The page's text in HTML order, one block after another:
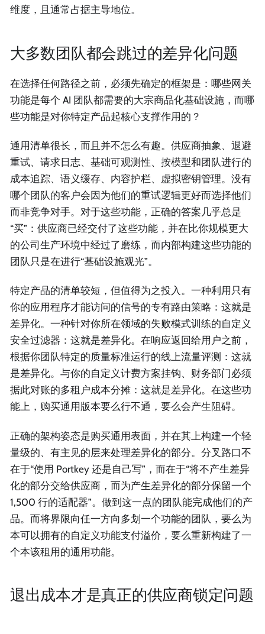
维度，且通常占据主导地位。
大多数团队都会跳过的差异化问题
在选择任何路径之前，必须先确定的框架是：哪些网关
功能是每个 AI 团队都需要的大宗商品化基础设施，而哪
些功能是对你特定产品起核心支撑作用的？
通用清单很长，而且并不怎么有趣。供应商抽象、退避
重试、请求日志、基础可观测性、按模型和团队进行的
成本追踪、语义缓存、内容护栏、虚拟密钥管理。没有
哪个团队的客户会因为他们的重试逻辑更好而选择他们
而非竞争对手。对于这些功能，正确的答案几乎总是
“买”：供应商已经交付了这些功能，并在比你规模更大
的公司生产环境中经过了磨练，而内部构建这些功能的
团队只是在进行“基础设施观光”。
特定产品的清单较短，但值得为之投入。一种利用只有
你的应用程序才能访问的信号的专有路由策略：这就是
差异化。一种针对你所在领域的失败模式训练的自定义
安全过滤器：这就是差异化。在响应返回给用户之前，
根据你团队特定的质量标准运行的线上流量评测：这就
是差异化。与你的自定义计费方案挂钩、财务部门必须
据此对账的多租户成本分摊：这就是差异化。在这些功
能上，购买通用版本要么行不通，要么会产生阻碍。
正确的架构姿态是购买通用表面，并在其上构建一个轻
量级的、有主见的层来处理差异化的部分。分叉路口不
在于“使用 Portkey 还是自己写”，而在于“将不产生差异
化的部分交给供应商，而为产生差异化的部分保留一个
1,500 行的适配器”。做到这一点的团队能完成他们的产
品。而将界限向任一方向多划一个功能的团队，要么为
本可以拥有的自定义功能支付溢价，要么重新构建了一
个本该租用的通用功能。
退出成本才是真正的供应商锁定问题